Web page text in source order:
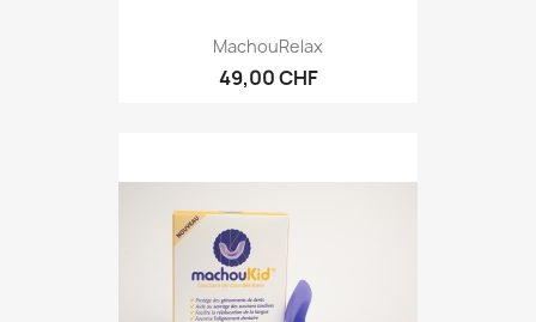
MachouRelax
49,00 CHF